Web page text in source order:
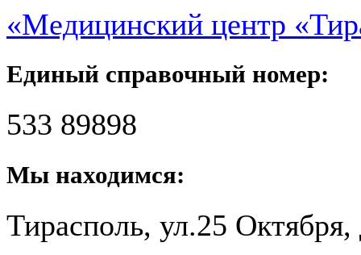
«Медицинский центр
Единый справочный номер:
533 89898
Мы находимся:
Тирасполь, ул.25 Октября,